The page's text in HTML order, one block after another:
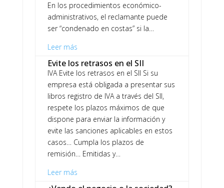
En los procedimientos económico-
administrativos, el reclamante puede
ser “condenado en costas” si la…
Leer más
Evite los retrasos en el SII
IVA Evite los retrasos en el SII Si su
empresa está obligada a presentar sus
libros registro de IVA a través del SII,
respete los plazos máximos de que
dispone para enviar la información y
evite las sanciones aplicables en estos
casos… Cumpla los plazos de
remisión… Emitidas y…
Leer más